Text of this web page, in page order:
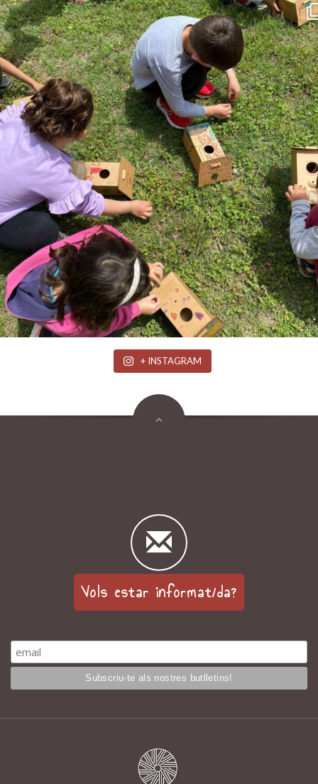
+ INSTAGRAM
Vols estar informat/da?